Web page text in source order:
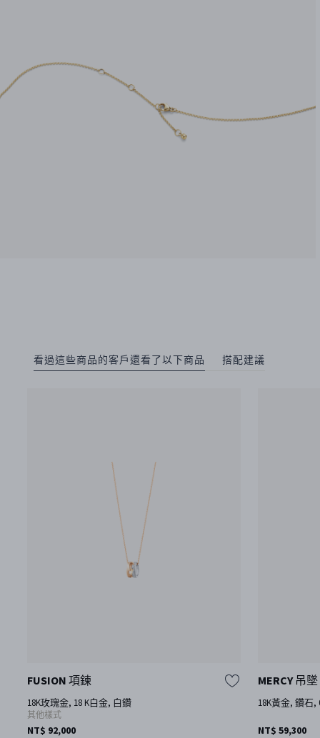
看過這些商品的客戶還看了以下商品 搭配建議
FUSION 項鍊
18K玫瑰金, 18 K白金, 白鑽
其他樣式
NT$ 92,000
MERCY 吊墜
18K黃金, 鑽石,
NT$ 59,300